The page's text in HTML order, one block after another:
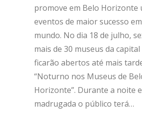
promove em Belo Horizonte
eventos de maior sucesso
mundo. No dia 18 de julho,
mais de 30 museus da
ficarão abertos até mais
“Noturno nos Museus de
Horizonte”. Durante a noite
madrugada o público terá…